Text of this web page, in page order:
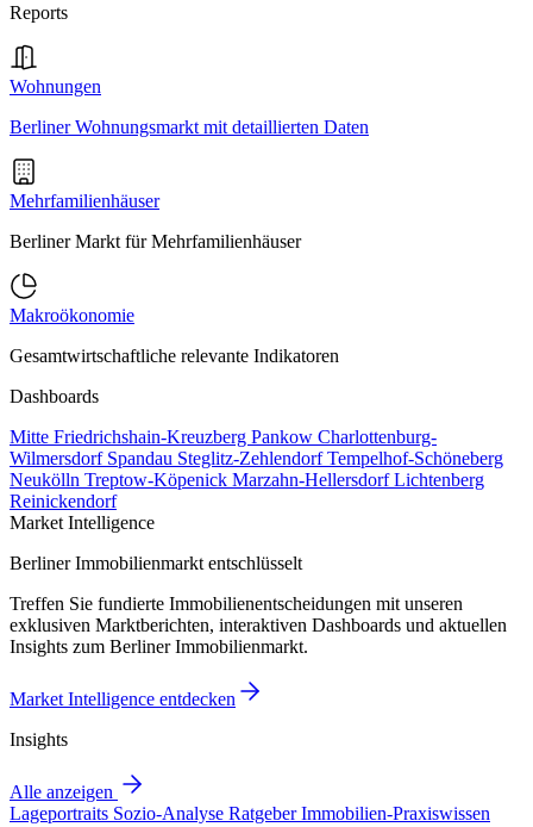
Reports
Wohnungen
Berliner Wohnungsmarkt mit detaillierten Daten
Mehrfamilienhäuser
Berliner Markt für Mehrfamilienhäuser
Makroökonomie
Gesamtwirtschaftliche relevante Indikatoren
Dashboards
Mitte Friedrichshain-Kreuzberg Pankow Charlottenburg-
Wilmersdorf Spandau Steglitz-ZehlendorfTempelhof-Schöneberg
Neukölln Treptow-Köpenick Marzahn-HellersdorfLichtenberg
Reinickendorf
Market Intelligence
Berliner Immobilienmarkt entschlüsselt
Treffen Sie fundierte Immobilienentscheidungen mit unseren
exklusiven Marktberichten, interaktiven Dashboards und aktuellen
Insights zum Berliner Immobilienmarkt.
Market Intelligence entdecken
Insights
Alle anzeigen
Lageportraits Sozio-Analyse RatgeberImmobilien-Praxiswissen